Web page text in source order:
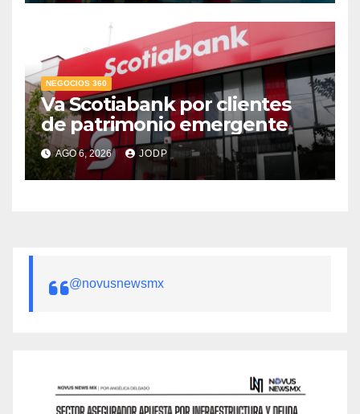
NEGOCIOS 360
Va Scotiabank por clientes
de patrimonio emergente
AGO 6, 2026 JODP
@novusnewsmx